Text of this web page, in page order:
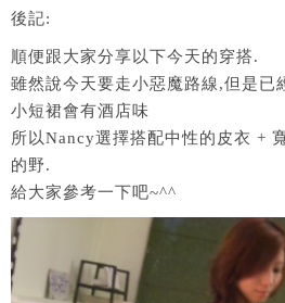
後記:
順便跟大家分享以下今天的穿搭.
雖然說今天要走小惡魔路線,但是已
小短裙會有酒店味
所以Nancy選擇搭配中性的皮衣 +
的野.
給大家參考一下吧~^^